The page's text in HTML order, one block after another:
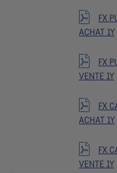
FX
ACHAT 1Y
FX
VENTE 1Y
FX
ACHAT 1Y
FX
VENTE 1Y